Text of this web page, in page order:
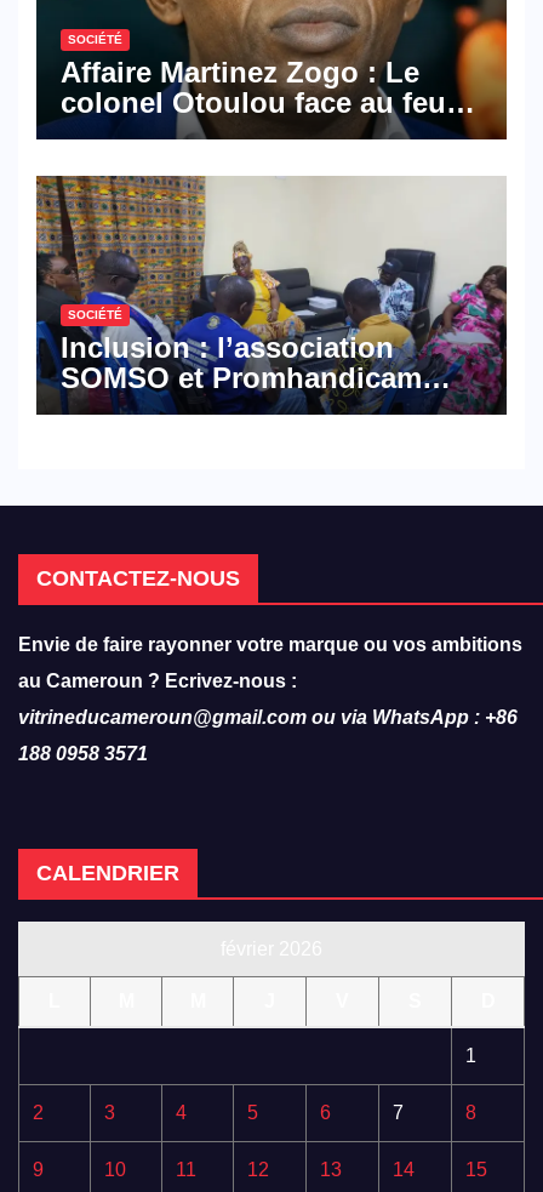
SOCIÉTÉ
Affaire Martinez Zogo : Le
colonel Otoulou face au feu
croisé des avocats de la
SOCIÉTÉ
Inclusion : l’association
SOMSO et Promhandicam
militent en faveur d’une
CONTACTEZ-NOUS
Envie de faire rayonner votre marque ou vos ambitions
au Cameroun ? Ecrivez-nous :
vitrineducameroun@gmail.com ou via WhatsApp : +86
188 0958 3571
CALENDRIER
1
2 3 4 5 6 7 8
9 10 11 12 13 14 15